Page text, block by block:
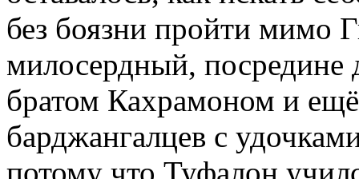
без боязни пройти мимо
милосердный, посредине
братом Кахрамоном и
барджангалцев с
потому что Туфалон